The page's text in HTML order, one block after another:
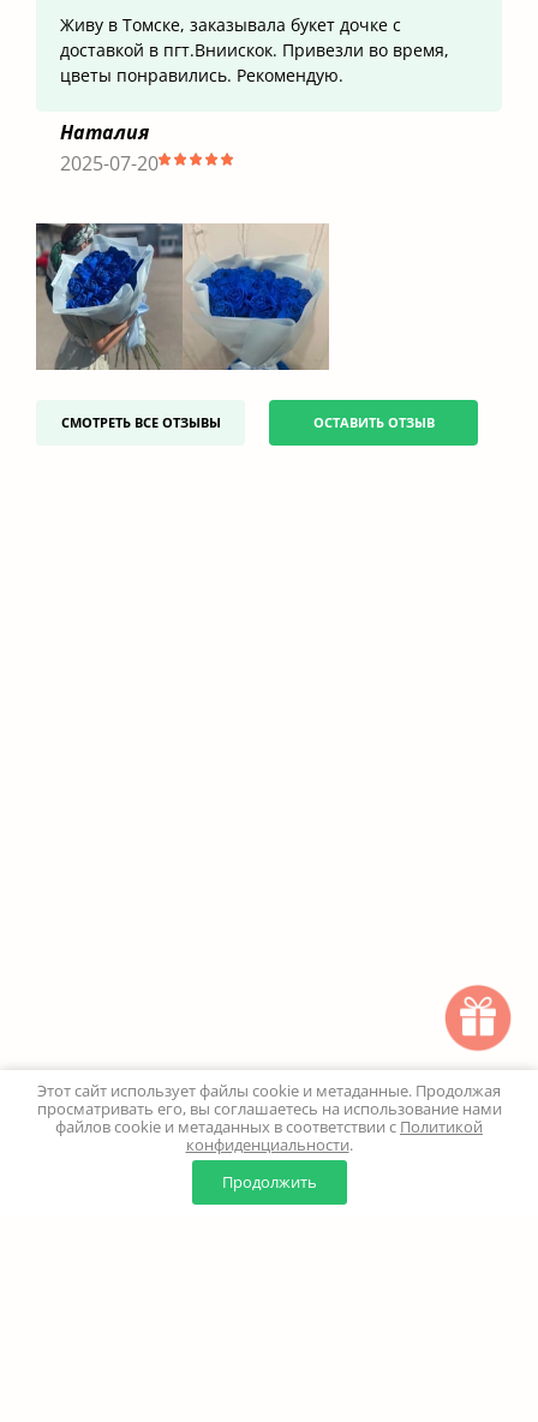
Живу в Томске, заказывала букет дочке с
доставкой в пгт.Вниискок. Привезли во время,
цветы понравились. Рекомендую.
Наталия
2025-07-20
СМОТРЕТЬ ВСЕ ОТЗЫВЫ ОСТАВИТЬ ОТЗЫВ
0
Корзина
Этот сайт использует файлы cookie и метаданные. Продолжая
просматривать его, вы соглашаетесь на использование нами
файлов cookie и метаданных в соответствии с Политикой
конфиденциальности.
Продолжить